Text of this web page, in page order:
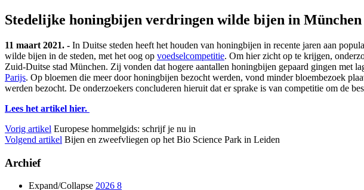
Stedelijke honingbijen verdringen wilde bijen in München
11 maart 2021. - In Duitse steden heeft het houden van honingbijen in recente jaren aan
wilde bijen in de steden, met het oog op voedselcompetitie. Om hier zicht op te krijgen,
Zuid-Duitse stad München. Zij vonden dat hogere aantallen honingbijen gepaard gingen met
Parijs. Op bloemen die meer door honingbijen bezocht werden, vond minder bloembezoek
werden bezocht. De onderzoekers concluderen hieruit dat er sprake is van competitie om de
Lees het artikel hier.
Vorig artikel Europese hommelgids: schrijf je nu in
Volgend artikel Bijen en zweefvliegen op het Bio Science Park in Leiden
Archief
Expand/Collapse 2026 8